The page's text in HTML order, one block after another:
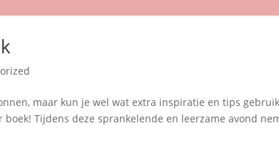
maar kun je wel wat extra inspiratie en tips
Tijdens deze sprankelende en leerzame avond